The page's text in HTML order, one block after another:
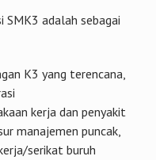
SMK3 adalah sebagai
K3 yang terencana,
kerja dan penyakit
manajemen puncak,
serikat buruh